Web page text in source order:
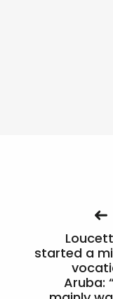
started a
Aruba: